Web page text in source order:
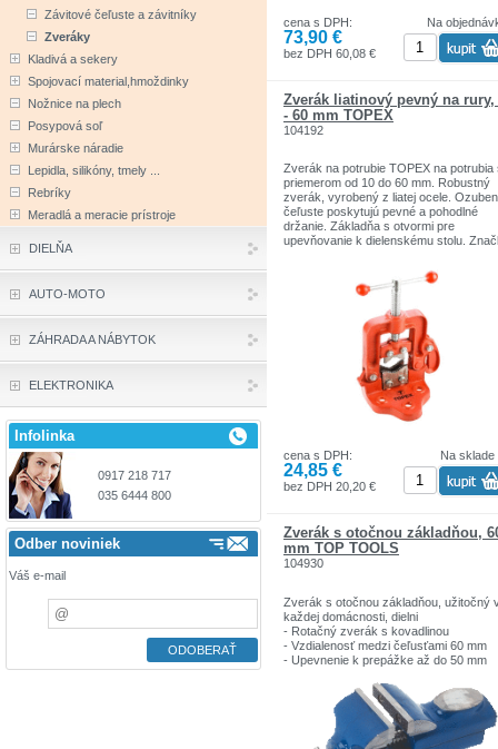
Na
cena s DPH:
73,90 €
bez DPH 60,08 €
Zverák liatinový pevný na rury,
- 60 mm TOPEX
104192
Zverák na potrubie TOPEX na potrubia
priemerom od 10 do 60 mm. Robustný
zverák, vyrobený z liatej ocele.
čeľuste poskytujú pevné a pohodlné
držanie. Základňa s otvormi pre
upevňovanie k dielenskému stolu.
Sortiment značiek TOPEX zahŕňa
doplnky pre domácnosť a garáže.
sú pevnej kvality.
Značka TOPEX je jednou z
značiek ručného náradia v Poľsku.
Na sklade
cena s DPH:
24,85 €
bez DPH 20,20 €
Zverák s otočnou základňou,
mm TOP TOOLS
104930
Zverák s otočnou základňou, užitočný
každej domácnosti, dielni
- Rotačný zverák s kovadlinou
- Vzdialenosť medzi čeľusťami 60 mm
- Upevnenie k prepážke až do 50 mm
Portfólio produktov TOP TOOLS
ručné náradie a visiace zámky.
Výrobky TOP TOOLS sú určené pre
jednoduché domáce práce.
Závitové čeľuste a závitníky
Zveráky
Kladivá a sekery
Spojovací material,hmoždinky
Nožnice na plech
Posypová soľ
Murárske náradie
Lepidla, silikóny, tmely ...
Rebríky
Meradlá a meracie prístroje
DIELŇA
AUTO-MOTO
ZÁHRADA A NÁBYTOK
ELEKTRONIKA
Infolinka
0917 218 717
035 6444 800
Odber noviniek
Váš e-mail